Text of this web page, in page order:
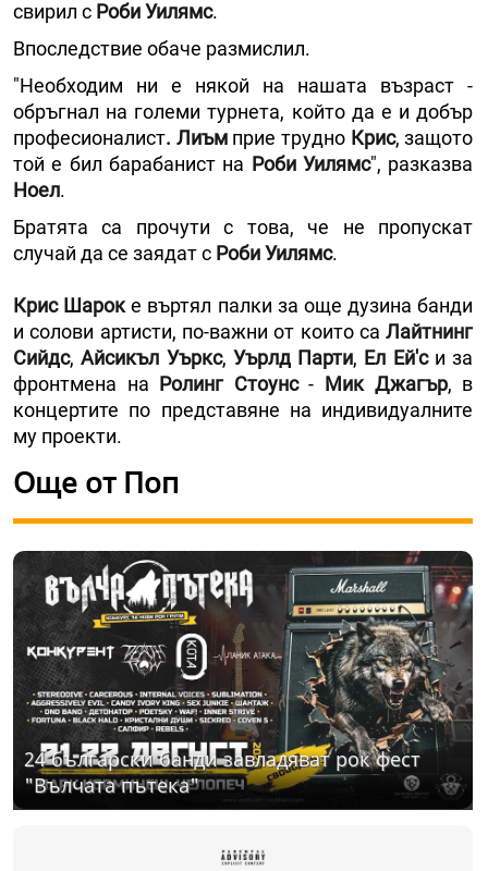
свирил с Роби Уилямс.
Впоследствие обаче размислил.
"Необходим ни е някой на нашата възраст -
обръгнал на големи турнета, който да е и добър
професионалист. Лиъмприе трудно Крис, защото
той е бил барабанист на Роби Уилямс", разказва
Ноел.
Братята са прочути с това, че не пропускат
случай да се заядат с Роби Уилямс.
Крис Шарок е въртял палки за още дузина банди
и солови артисти, по-важни от които саЛайтнинг
Сийдс,Айсикъл Уъркс, Уърлд Парти, Ел Ей'си за
фронтмена на Ролинг Стоунс- Мик Джагър, в
концертите по представяне на индивидуалните
му проекти.
Още от Поп
24 български банди завладяват рок фест
"Вълчата пътека"